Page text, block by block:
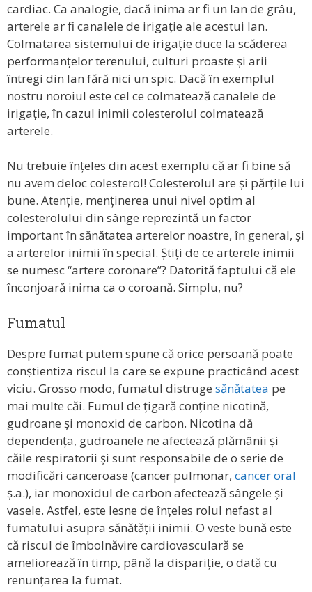
cardiac. Ca analogie, dacă inima ar fi un lan de grâu,
arterele ar fi canalele de irigație ale acestui lan.
Colmatarea sistemului de irigație duce la scăderea
performanțelor terenului, culturi proaste și arii
întregi din lan fără nici un spic. Dacă în exemplul
nostru noroiul este cel ce colmatează canalele de
irigație, în cazul inimii colesterolul colmatează
arterele.
Nu trebuie înțeles din acest exemplu că ar fi bine să
nu avem deloc colesterol! Colesterolul are și părțile lui
bune. Atenție, menținerea unui nivel optim al
colesterolului din sânge reprezintă un factor
important în sănătatea arterelor noastre, în general, și
a arterelor inimii în special. Știți de ce arterele inimii
se numesc “artere coronare”? Datorită faptului că ele
înconjoară inima ca o coroană. Simplu, nu?
Fumatul
Despre fumat putem spune că orice persoană poate
conștientiza riscul la care se expune practicând acest
viciu. Grosso modo, fumatul distruge sănătatea pe
mai multe căi. Fumul de țigară conține nicotină,
gudroane și monoxid de carbon. Nicotina dă
dependența, gudroanele ne afectează plămânii și
căile respiratorii și sunt responsabile de o serie de
modificări canceroase (cancer pulmonar, cancer oral
ș.a.), iar monoxidul de carbon afectează sângele și
vasele. Astfel, este lesne de înțeles rolul nefast al
fumatului asupra sănătății inimii. O veste bună este
că riscul de îmbolnăvire cardiovasculară se
ameliorează în timp, până la dispariție, o dată cu
renunțarea la fumat.